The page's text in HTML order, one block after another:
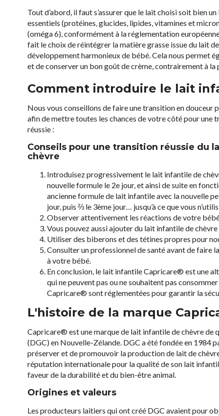
Tout d’abord, il faut s’assurer que le lait choisi soit bien
essentiels (protéines, glucides, lipides, vitamines et
(oméga 6), conformément à la réglementation
fait le choix de réintégrer la matière grasse issue du lait
développement harmonieux de bébé. Cela nous permet
et de conserver un bon goût de crème, contrairement à
Comment introduire le lait
Nous vous conseillons de faire une transition en
afin de mettre toutes les chances de votre côté pour une
réussie :
Conseils pour une transition réussie du
chèvre
Introduisez progressivement le lait infantile de
nouvelle formule le 2e jour, et ainsi de suite en
ancienne formule de lait infantile avec la nouvelle
jour, puis ⅔ le 3ème jour… jusqu’à ce que vous
Observer attentivement les réactions de votre
Vous pouvez aussi ajouter du lait infantile de
Utiliser des biberons et des tétines propres pour
Consulter un professionnel de santé avant de faire
à votre bébé.
En conclusion, le lait infantile Capricare® est une
qui ne peuvent pas ou ne souhaitent pas
Capricare® sont réglementées pour garantir la
L'histoire de la marque
Capricare® est une marque de lait infantile de chèvre
(DGC) en Nouvelle-Zélande. DGC a été fondée en 1984
préserver et de promouvoir la production de lait de
réputation internationale pour la qualité de son lait
faveur de la durabilité et du bien-être animal.
Origines et valeurs
Les producteurs laitiers qui ont créé DGC avaient pour